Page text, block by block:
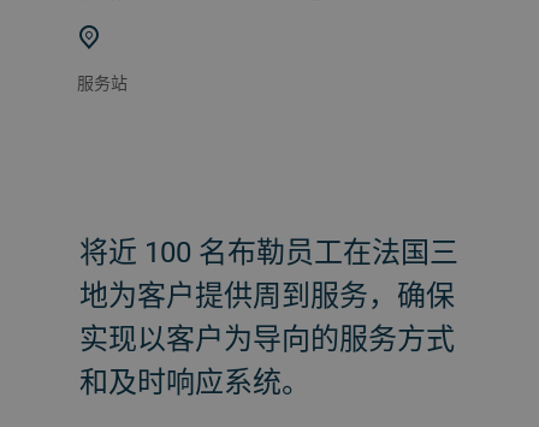
服务站
将近 100 名布勒员工在法国三
地为客户提供周到服务，确保
实现以客户为导向的服务方式
和及时响应系统。